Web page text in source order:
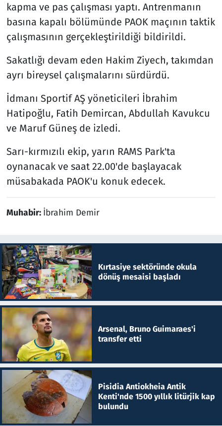
kapma ve pas çalışması yaptı. Antrenmanın
basına kapalı bölümünde PAOK maçının taktik
çalışmasının gerçekleştirildiği bildirildi.
Sakatlığı devam eden Hakim Ziyech, takımdan
ayrı bireysel çalışmalarını sürdürdü.
İdmanı Sportif AŞ yöneticileri İbrahim
Hatipoğlu, Fatih Demircan, Abdullah Kavukcu
ve Maruf Güneş de izledi.
Sarı-kırmızılı ekip, yarın RAMS Park'ta
oynanacak ve saat 22.00'de başlayacak
müsabakada PAOK'u konuk edecek.
Muhabir: İbrahim Demir
Kırtasiye sektöründe okula
dönüş mesaisi başladı
Arsenal, Bruno Guimaraes'i
transfer etti
Pisidia Antiokheia Antik
Kenti'nde 1500 yıllık litürjik kap
bulundu